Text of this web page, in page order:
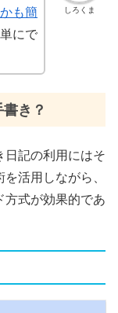
しろくま
も簡
にで
き？
日記の利用にはそ
活用しながら、
方式が効果的であ